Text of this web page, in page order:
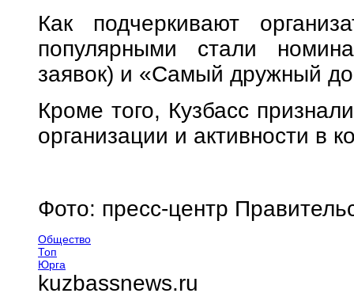
Как подчеркивают
популярными стали
заявок) и «Самый дружный
Кроме того, Кузбасс
организации и активности в
Фото: пресс-центр
Общество
Топ
Юрга
kuzbassnews.ru